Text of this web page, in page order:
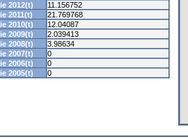
2012(t)
11.156752
2011(t)
21.769768
2010(t)
12.04087
2009(t)
2.039413
2008(t)
3.98634
2007(t)
0
2006(t)
0
2005(t)
0